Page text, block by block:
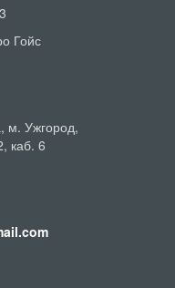
Гойс
м. Ужгород,
каб. 6